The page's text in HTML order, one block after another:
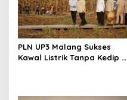
PLN UP3 Malang Sukses
Kawal Listrik Tanpa Kedip di